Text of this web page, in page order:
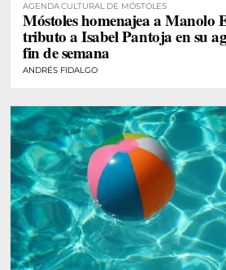
AGENDA CULTURAL DE MÓSTOLES
Móstoles homenajea a Manolo
tributo a Isabel Pantoja en su
fin de semana
ANDRÉS FIDALGO